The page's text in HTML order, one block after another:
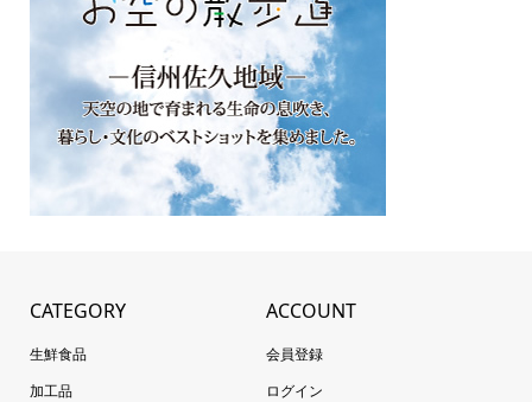
CATEGORY
生鮮食品
加工品
ACCOUNT
会員登録
ログイン